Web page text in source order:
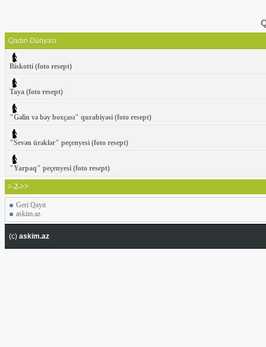
Qadın Dünyası
Biskotti (foto resept)
Taya (foto resept)
"Gəlin və bəy boxçası" qurabiyəsi (foto resept)
"Sevən ürəklər" peçenyesi (foto resept)
"Yarpaq" peçenyesi (foto resept)
>-2->>
Geri Qayıt
askim.az
(c) askim.az